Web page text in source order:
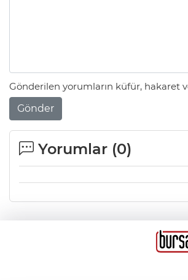
Gönderilen yorumların küfür, hakaret
Gönder
Yorumlar (0)